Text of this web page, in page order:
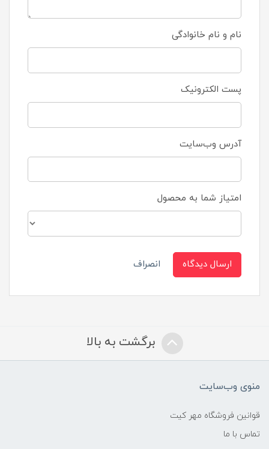
نام و نام خانوادگی
پست الکترونیک
آدرس وب‌سایت
امتیاز شما به محصول
ارسال دیدگاه انصراف
برگشت به بالا
منوی وب‌سایت
قوانین فروشگاه مهر کیت
تماس با ما